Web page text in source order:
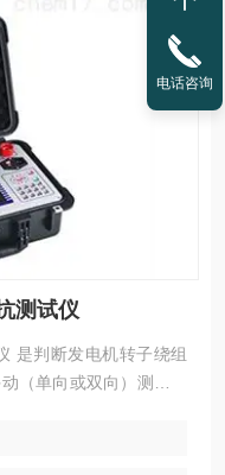
测试仪
是判断发电机转子绕组
（单向或双向）测量转
电话咨询